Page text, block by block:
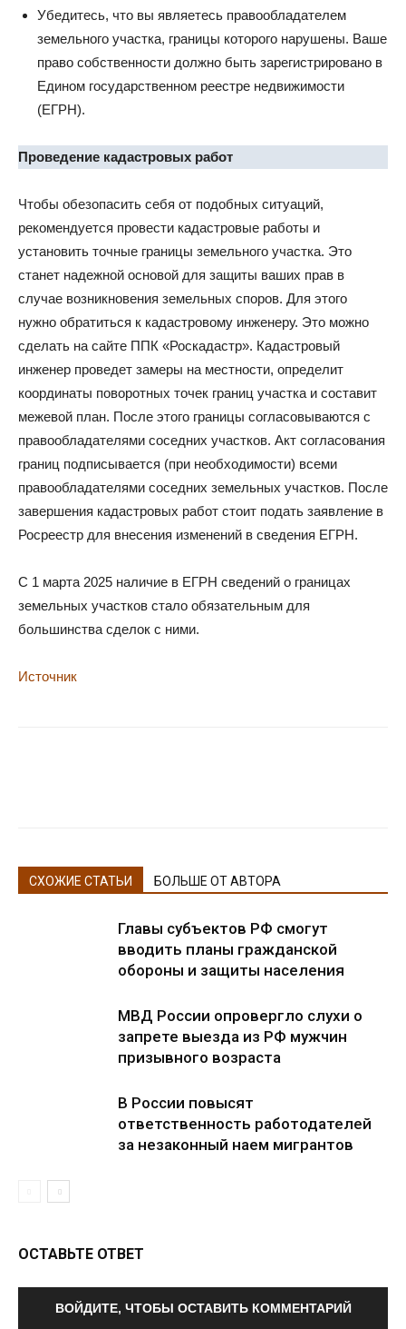
Убедитесь, что вы являетесь правообладателем
земельного участка, границы которого нарушены. Ваше
право собственности должно быть зарегистрировано в
Едином государственном реестре недвижимости
(ЕГРН).
Проведение кадастровых работ
Чтобы обезопасить себя от подобных ситуаций,
рекомендуется провести кадастровые работы и
установить точные границы земельного участка. Это
станет надежной основой для защиты ваших прав в
случае возникновения земельных споров. Для этого
нужно обратиться к кадастровому инженеру. Это можно
сделать на сайте ППК «Роскадастр». Кадастровый
инженер проведет замеры на местности, определит
координаты поворотных точек границ участка и составит
межевой план. После этого границы согласовываются с
правообладателями соседних участков. Акт согласования
границ подписывается (при необходимости) всеми
правообладателями соседних земельных участков. После
завершения кадастровых работ стоит подать заявление в
Росреестр для внесения изменений в сведения ЕГРН.
С 1 марта 2025 наличие в ЕГРН сведений о границах
земельных участков стало обязательным для
большинства сделок с ними.
Источник
СХОЖИЕ СТАТЬИ БОЛЬШЕ ОТ АВТОРА
Главы субъектов РФ смогут
вводить планы гражданской
обороны и защиты населения
МВД России опровергло слухи о
запрете выезда из РФ мужчин
призывного возраста
В России повысят
ответственность работодателей
за незаконный наем мигрантов
ОСТАВЬТЕ ОТВЕТ
ВОЙДИТЕ, ЧТОБЫ ОСТАВИТЬ КОММЕНТАРИЙ